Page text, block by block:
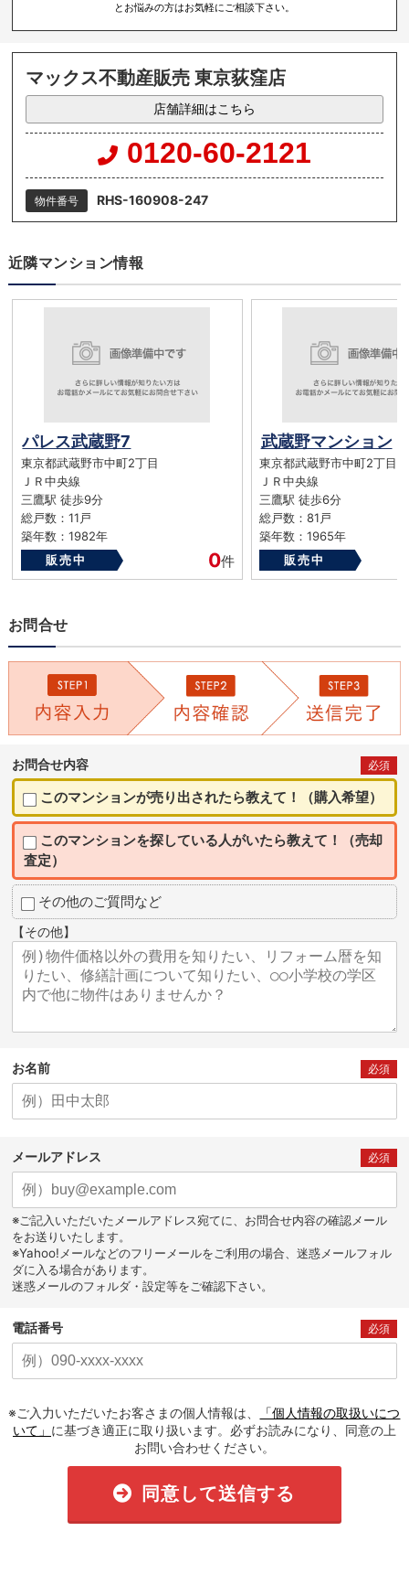
とお悩みの方はお気軽にご相談下さい。
マックス不動産販売 東京荻窪店
店舗詳細はこちら
0120-60-2121
物件番号 RHS-160908-247
近隣マンション情報
パレス武蔵野7
東京都武蔵野市中町2丁目
ＪＲ中央線
三鷹駅 徒歩9分
総戸数：11戸
築年数：1982年
販売中
0件
武蔵野マンション
東京都武蔵野市中町2丁目
ＪＲ中央線
三鷹駅 徒歩6分
総戸数：81戸
築年数：1965年
販売中
お問合せ
お問合せ内容 必須
このマンションが売り出されたら教えて！（購入希望）
このマンションを探している人がいたら教えて！（売却
査定）
その他のご質問など
【その他】
お名前 必須
メールアドレス 必須
※ご記入いただいたメールアドレス宛てに、お問合せ内容の確認メール
をお送りいたします。
※Yahoo!メールなどのフリーメールをご利用の場合、迷惑メールフォル
ダに入る場合があります。
迷惑メールのフォルダ・設定等をご確認下さい。
電話番号 必須
※ご入力いただいたお客さまの個人情報は、
「個人情報の取扱いにつ
いて」 に基づき適正に取り扱います。必ずお読みになり、同意の上
お問い合わせください。
同意して送信する